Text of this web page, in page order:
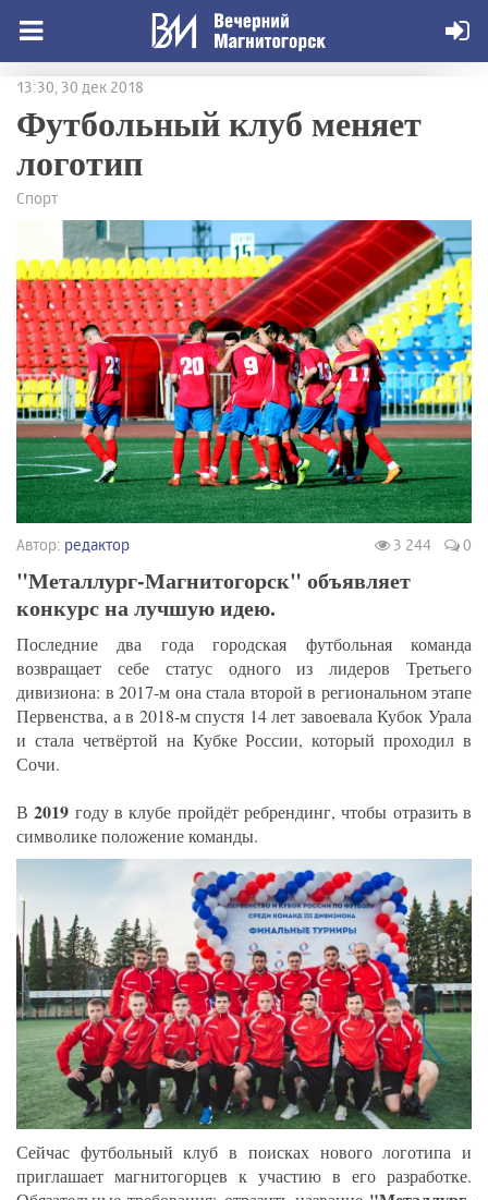
13:30, 30 дек 2018
Футбольный клуб меняет
логотип
Спорт
Автор: редактор 3 244 0
"Металлург-Магнитогорск" объявляет
конкурс на лучшую идею.
Последние два года городская футбольная команда
возвращает себе статус одного из лидеров Третьего
дивизиона: в 2017-м она стала второй в региональном этапе
Первенства, а в 2018-м спустя 14 лет завоевала Кубок Урала
и стала четвёртой на Кубке России, который проходил в
Сочи.
В2019 году в клубе пройдёт ребрендинг, чтобы отразить в
символике положение команды.
Сейчас футбольный клуб в поисках нового логотипа и
приглашает магнитогорцев к участию в его разработке.